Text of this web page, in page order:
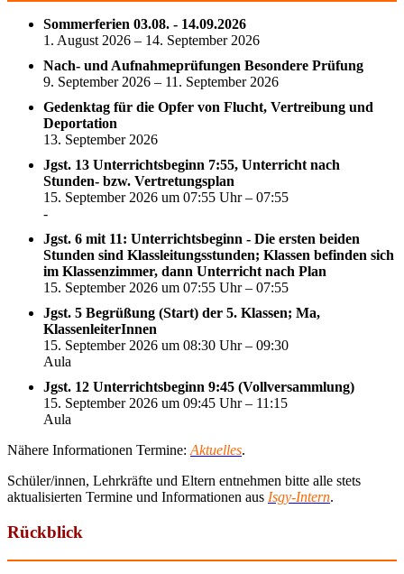
Sommerferien 03.08. - 14.09.2026
1. August 2026 – 14. September 2026
Nach- und Aufnahmeprüfungen Besondere Prüfung
9. September 2026 – 11. September 2026
Gedenktag für die Opfer von Flucht, Vertreibung und
Deportation
13. September 2026
Jgst. 13 Unterrichtsbeginn 7:55, Unterricht nach
Stunden- bzw. Vertretungsplan
15. September 2026 um 07:55 Uhr – 07:55
-
Jgst. 6 mit 11: Unterrichtsbeginn - Die ersten beiden
Stunden sind Klassleitungsstunden; Klassen befinden sich
im Klassenzimmer, dann Unterricht nach Plan
15. September 2026 um 07:55 Uhr – 07:55
Jgst. 5 Begrüßung (Start) der 5. Klassen; Ma,
KlassenleiterInnen
15. September 2026 um 08:30 Uhr – 09:30
Aula
Jgst. 12 Unterrichtsbeginn 9:45 (Vollversammlung)
15. September 2026 um 09:45 Uhr – 11:15
Aula
Nähere Informationen Termine: Aktuelles.
Schüler/innen, Lehrkräfte und Eltern entnehmen bitte alle stets
aktualisierten Termine und Informationen aus Isgy-Intern.
Rückblick